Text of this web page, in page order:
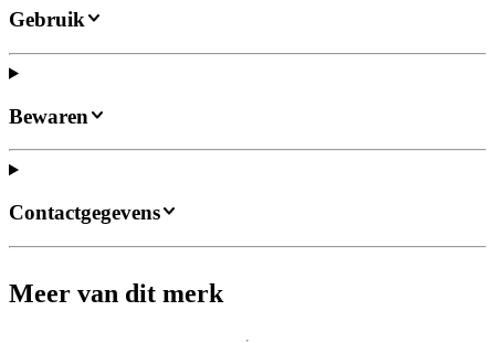
Gebruik
Bewaren
Contactgegevens
Meer van dit merk